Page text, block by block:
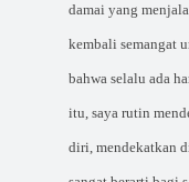
damai yang
kembali semangat
bahwa selalu ada
itu, saya rutin
diri, mendekatkan